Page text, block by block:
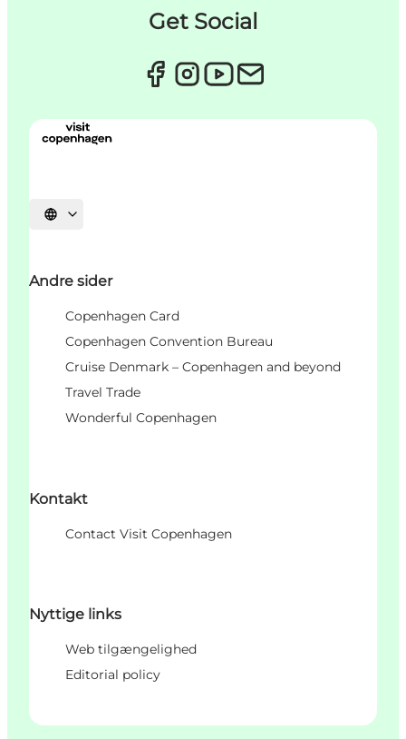
Get Social
Select language
Andre sider
Copenhagen Card
Copenhagen Convention Bureau
Cruise Denmark – Copenhagen and beyond
Travel Trade
Wonderful Copenhagen
Kontakt
Contact Visit Copenhagen
Nyttige links
Web tilgængelighed
Editorial policy